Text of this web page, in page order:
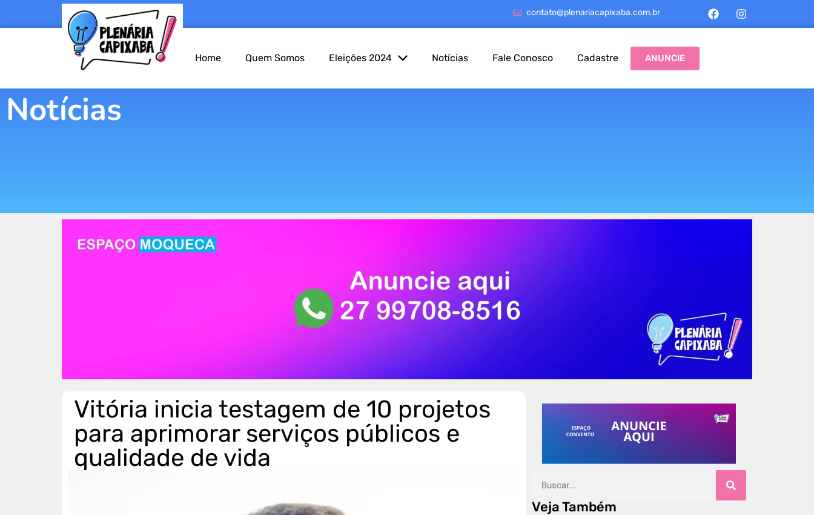
contato@plenariacapixaba.com.br
Home Quem Somos Eleições 2024 Notícias Fale Conosco Cadastre ANUNCIE
Notícias
Vitória inicia testagem de 10 projetos
para aprimorar serviços públicos e
qualidade de vida
Veja Também